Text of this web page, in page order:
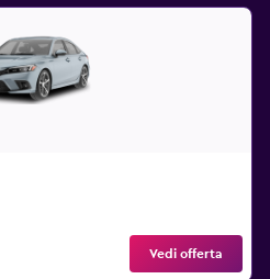
Vedi offerta